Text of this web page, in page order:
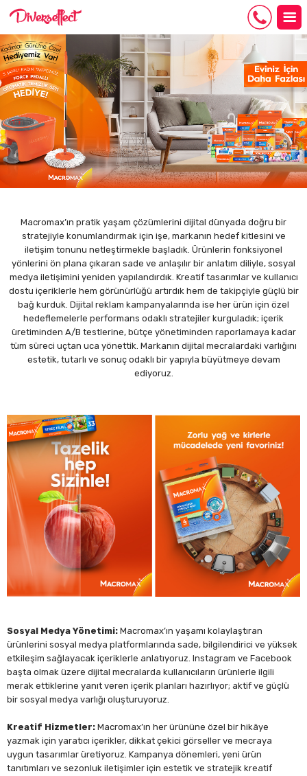
Macromax’ın pratik yaşam çözümlerini dijital dünyada doğru bir
stratejiyle konumlandırmak için işe, markanın hedef kitlesini ve
iletişim tonunu netleştirmekle başladık. Ürünlerin fonksiyonel
yönlerini ön plana çıkaran sade ve anlaşılır bir anlatım diliyle, sosyal
medya iletişimini yeniden yapılandırdık. Kreatif tasarımlar ve kullanıcı
dostu içeriklerle hem görünürlüğü artırdık hem de takipçiyle güçlü bir
bağ kurduk. Dijital reklam kampanyalarında ise her ürün için özel
hedeflemelerle performans odaklı stratejiler kurguladık; içerik
üretiminden A/B testlerine, bütçe yönetiminden raporlamaya kadar
tüm süreci uçtan uca yönettik. Markanın dijital mecralardaki varlığını
estetik, tutarlı ve sonuç odaklı bir yapıyla büyütmeye devam
ediyoruz.
Sosyal Medya Yönetimi: Macromax’ın yaşamı kolaylaştıran
ürünlerini sosyal medya platformlarında sade, bilgilendirici ve yüksek
etkileşim sağlayacak içeriklerle anlatıyoruz. Instagram ve Facebook
başta olmak üzere dijital mecralarda kullanıcıların ürünlerle ilgili
merak ettiklerine yanıt veren içerik planları hazırlıyor; aktif ve güçlü
bir sosyal medya varlığı oluşturuyoruz.
Kreatif Hizmetler: Macromax’ın her ürününe özel bir hikâye
yazmak için yaratıcı içerikler, dikkat çekici görseller ve mecraya
uygun tasarımlar üretiyoruz. Kampanya dönemleri, yeni ürün
tanıtımları ve sezonluk iletişimler için estetik ve stratejik kreatif